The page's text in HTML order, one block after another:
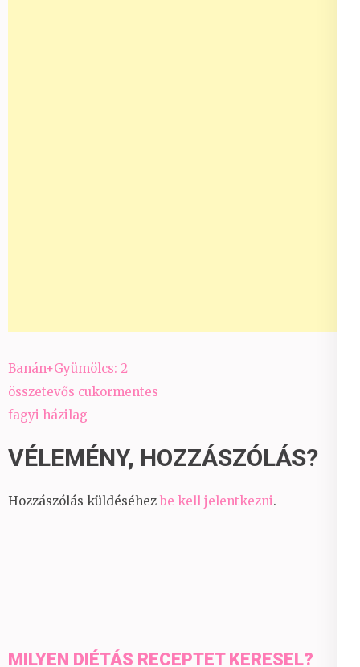
Bejegyzés
navigáció
Banán+Gyümölcs: 2
összetevős cukormentes
fagyi házilag
VÉLEMÉNY, HOZZÁSZÓLÁS?
Hozzászólás küldéséhez be kell jelentkezni.
MILYEN DIÉTÁS RECEPTET KERESEL?